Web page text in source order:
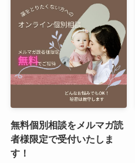
無料個別相談をメルマガ読
者様限定で受付いたしま
す！